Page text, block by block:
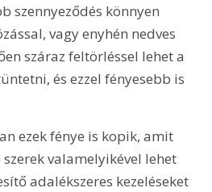
szennyeződés könnyen
vagy enyhén nedves
száraz feltörléssel lehet a
és ezzel fényesebb is
ezek fénye is kopik, amit
valamelyikével lehet
adalékszeres kezeléseket